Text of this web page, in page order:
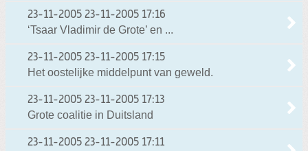
23-11-2005 23-11-2005 17:16
‘Tsaar Vladimir de Grote’ en ...
23-11-2005 23-11-2005 17:15
Het oostelijke middelpunt van geweld.
23-11-2005 23-11-2005 17:13
Grote coalitie in Duitsland
23-11-2005 23-11-2005 17:11